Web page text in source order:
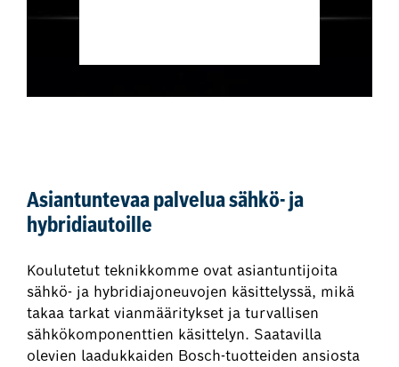
Asiantuntevaa palvelua sähkö- ja
hybridiautoille
Koulutetut teknikkomme ovat asiantuntijoita
sähkö- ja hybridiajoneuvojen käsittelyssä, mikä
takaa tarkat vianmääritykset ja turvallisen
sähkökomponenttien käsittelyn. Saatavilla
olevien laadukkaiden Bosch-tuotteiden ansiosta